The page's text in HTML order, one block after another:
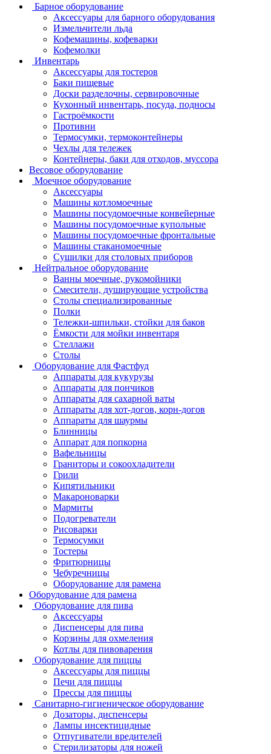
Барное оборудование
Аксессуары для барного оборудования
Измельчители льда
Кофемашины, кофеварки
Кофемолки
Инвентарь
Аксессуары для тостеров
Баки пищевые
Доски разделочны, сервировочные
Кухонный инвентарь, посуда, подносы
Гастроёмкости
Противни
Термосумки, термоконтейнеры
Чехлы для тележек
Контейнеры, баки для отходов, муссора
Весовое оборудование
Моечное оборудование
Аксессуары
Машины котломоечные
Машины посудомоечные конвейерные
Машины посудомоечные купольные
Машины посудомоечные фронтальные
Машины стаканомоечные
Сушилки для столовых приборов
Нейтральное оборудование
Ванны моечные, рукомойники
Смесители, душирующие устройства
Столы специализированные
Полки
Тележки-шпильки, стойки для баков
Ёмкости для мойки инвентаря
Стеллажи
Столы
Оборудование для Фастфуд
Аппараты для кукурузы
Аппараты для пончиков
Аппараты для сахарной ваты
Аппараты для хот-догов, корн-догов
Аппараты для шаурмы
Блинницы
Аппарат для попкорна
Вафельницы
Граниторы и сокоохладители
Грили
Кипятильники
Макароноварки
Мармиты
Подогреватели
Рисоварки
Термосумки
Тостеры
Фритюрницы
Чебуречницы
Оборудование для рамена
Оборудование для рамена
Оборудование для пива
Аксессуары
Диспенсеры для пива
Корзины для охмеления
Котлы для пивоварения
Оборудование для пиццы
Аксессуары для пиццы
Печи для пиццы
Прессы для пиццы
Санитарно-гигиеническое оборудование
Дозаторы, диспенсеры
Лампы инсектицидные
Отпугиватели вредителей
Стерилизаторы для ножей